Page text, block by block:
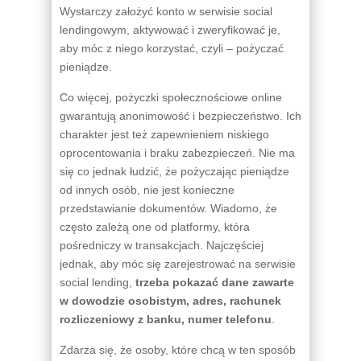
Wystarczy założyć konto w serwisie social
lendingowym, aktywować i zweryfikować je,
aby móc z niego korzystać, czyli – pożyczać
pieniądze.
Co więcej, pożyczki społecznościowe online
gwarantują anonimowość i bezpieczeństwo. Ich
charakter jest też zapewnieniem niskiego
oprocentowania i braku zabezpieczeń. Nie ma
się co jednak łudzić, że pożyczając pieniądze
od innych osób, nie jest konieczne
przedstawianie dokumentów. Wiadomo, że
często zależą one od platformy, która
pośredniczy w transakcjach. Najczęściej
jednak, aby móc się zarejestrować na serwisie
social lending, trzeba pokazać dane zawarte
w dowodzie osobistym, adres, rachunek
rozliczeniowy z banku, numer telefonu
Zdarza się, że osoby, które chcą w ten sposób